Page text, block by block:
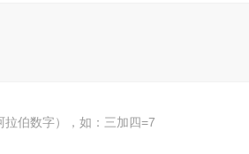
伯数字），如：三加四=7